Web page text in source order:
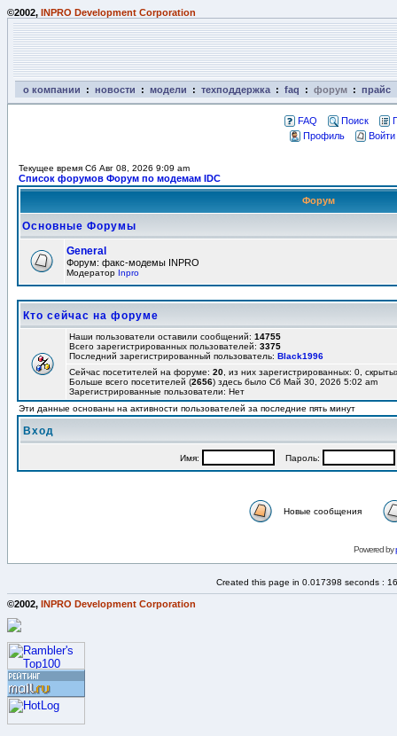
©2002, INPRO Development Corporation
о компании : новости : модели : техподдержка : faq : форум : прайс
FAQ Поиск
Профиль
Текущее время Сб Авг 08, 2026 9:09 am
Список форумов Форум по модемам IDC
Форум
Основные Форумы
General
Форум: факс-модемы INPRO
Модератор Inpro
Кто сейчас на форуме
Наши пользователи оставили сообщений: 14755
Всего зарегистрированных пользователей: 3375
Последний зарегистрированный пользователь: Black1996
Сейчас посетителей на форуме: 20 , из них зарегистрированных: 0,
Больше всего посетителей (2656) здесь было Сб Май 30, 2026 5:02 am
Зарегистрированные пользователи: Нет
Эти данные основаны на активности пользователей за последние пять минут
Вход
Имя: Пароль:
Новые сообщения
Powered by
Created this page in 0.017398 seconds :
©2002, INPRO Development Corporation